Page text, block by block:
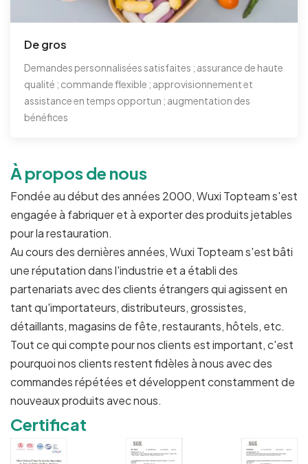
De gros
Demandes personnalisées satisfaites ; assurance de haute
qualité ; commande flexible ; approvisionnement et
assistance en temps opportun ; augmentation des
bénéfices
À propos de nous
Fondée au début des années 2000, Wuxi Topteam s'est
engagée à fabriquer et à exporter des produits jetables
pour la restauration.
Au cours des dernières années, Wuxi Topteam s'est bâti
une réputation dans l'industrie et a établi des
partenariats avec des clients étrangers qui agissent en
tant qu'importateurs, distributeurs, grossistes,
détaillants, magasins de fête, restaurants, hôtels, etc.
Tout ce qui compte pour nos clients est important, c'est
pourquoi nos clients restent fidèles à nous avec des
commandes répétées et développent constamment de
nouveaux produits avec nous.
Certificat